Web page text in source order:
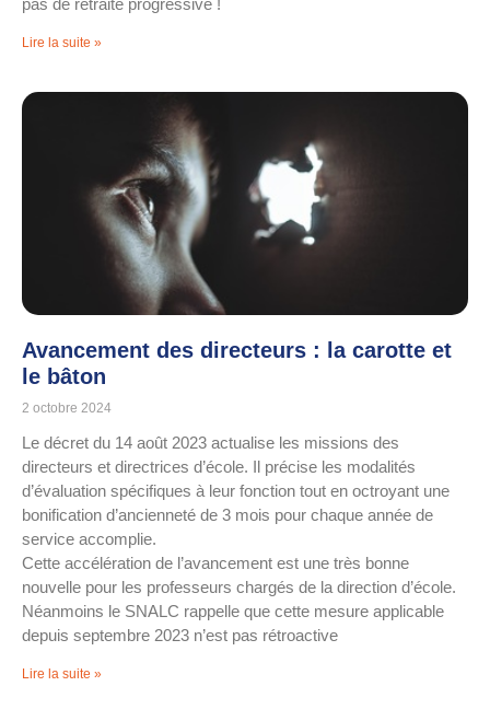
pas de retraite progressive !
Lire la suite »
Avancement des directeurs : la carotte et
le bâton
2 octobre 2024
Le décret du 14 août 2023 actualise les missions des
directeurs et directrices d’école. Il précise les modalités
d’évaluation spécifiques à leur fonction tout en octroyant une
bonification d’ancienneté de 3 mois pour chaque année de
service accomplie.
Cette accélération de l’avancement est une très bonne
nouvelle pour les professeurs chargés de la direction d’école.
Néanmoins le SNALC rappelle que cette mesure applicable
depuis septembre 2023 n’est pas rétroactive
Lire la suite »